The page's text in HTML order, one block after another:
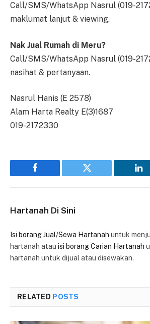
Call/SMS/WhatsApp Nasrul (019-
maklumat lanjut & viewing.
Nak Jual Rumah di Meru?
Call/SMS/WhatsApp Nasrul (019-
nasihat & pertanyaan.
Nasrul Hanis (E 2578)
Alam Harta Realty E(3)1687
019-2172330
Facebook Twitter
Hartanah Di Sini
Isi borang Jual/Sewa Hartanah untuk
hartanah atau isi borang Carian Hartanah
hartanah untuk dijual atau disewakan.
RELATED POSTS